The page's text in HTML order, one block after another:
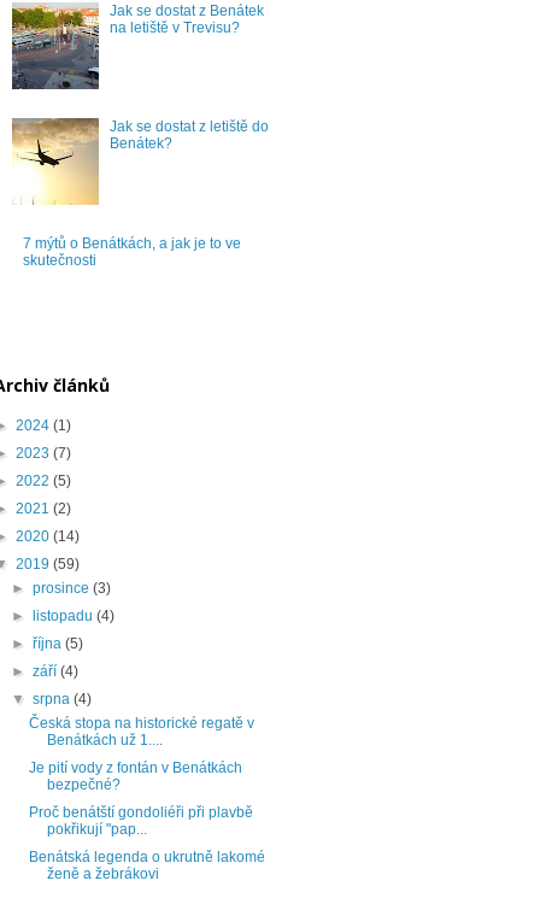
Jak se dostat z Benátek
na letiště v Trevisu?
Jak se dostat z letiště do
Benátek?
7 mýtů o Benátkách, a jak je to ve
skutečnosti
článků
2024 (1)
2023 (7)
2022 (5)
2021 (2)
2020 (14)
2019 (59)
► prosince (3)
► listopadu (4)
► října (5)
► září (4)
▼ srpna (4)
Česká stopa na historické regatě v
Benátkách už 1....
Je pití vody z fontán v Benátkách
bezpečné?
Proč benátští gondoliéři při plavbě
pokřikují "pap...
Benátská legenda o ukrutně lakomé
ženě a žebrákovi